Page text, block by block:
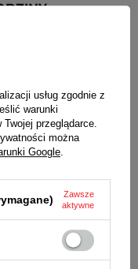
oznaczenia
usług zgodnie z
warunki
przeglądarce.
można
Google.
Zawsze
aktywne